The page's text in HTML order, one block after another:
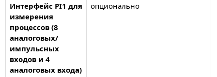
Интерфейс PI1 для
измерения
процессов (8
аналоговых/
импульсных
входов и 4
аналоговых входа)
опционально